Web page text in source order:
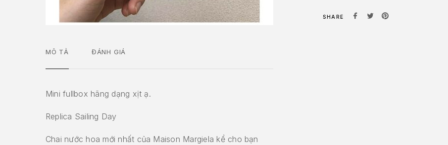
MÔ TẢ ĐÁNH GIÁ
Mini fullbox hãng dạng xịt ạ.
Replica Sailing Day
Chai nước hoa mới nhất của Maison Margiela kể cho bạn
SHARE